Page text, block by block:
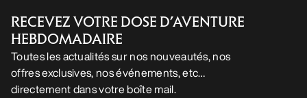
RECEVEZ VOTRE DOSE D’AVENTURE
HEBDOMADAIRE
Toutes les actualités sur nos nouveautés, nos
offres exclusives, nos événements, etc…
directement dans votre boîte mail.